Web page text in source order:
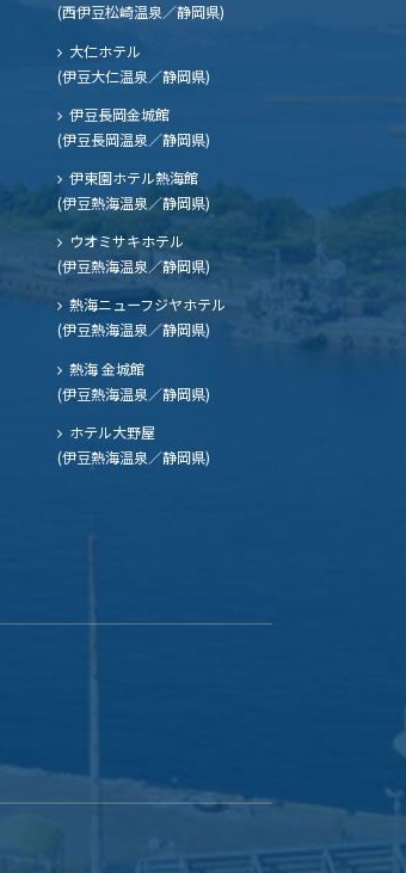
(西伊豆松崎温泉／静岡県)
大仁ホテル
(伊豆大仁温泉／静岡県)
伊豆長岡金城館
(伊豆長岡温泉／静岡県)
伊東園ホテル熱海館
(伊豆熱海温泉／静岡県)
ウオミサキホテル
(伊豆熱海温泉／静岡県)
熱海ニューフジヤホテル
(伊豆熱海温泉／静岡県)
熱海 金城館
(伊豆熱海温泉／静岡県)
ホテル大野屋
(伊豆熱海温泉／静岡県)